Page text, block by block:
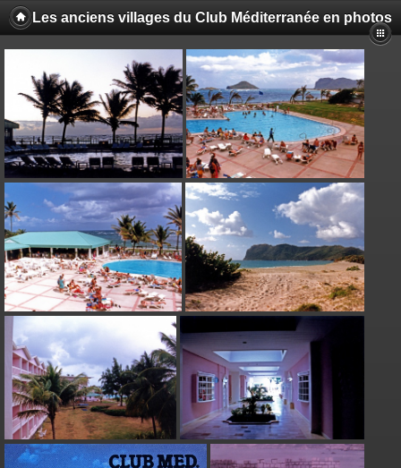
Les anciens villages du Club Méditerranée en photos